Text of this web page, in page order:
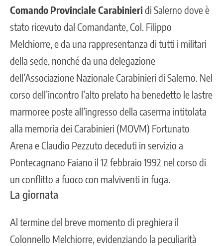
Comando Provinciale Carabinieridi Salerno dove è
stato ricevuto dal Comandante, Col. Filippo
Melchiorre, e da una rappresentanza di tutti i militari
della sede, nonché da una delegazione
dell’Associazione Nazionale Carabinieri di Salerno. Nel
corso dell’incontro l’alto prelato ha benedetto le lastre
marmoree poste all’ingresso della caserma intitolata
alla memoria dei Carabinieri (MOVM) Fortunato
Arena e Claudio Pezzuto deceduti in servizio a
Pontecagnano Faiano il 12 febbraio 1992 nel corso di
un conflitto a fuoco con malviventi in fuga.
La giornata
Al termine del breve momento di preghiera il
Colonnello Melchiorre, evidenziando la peculiarità